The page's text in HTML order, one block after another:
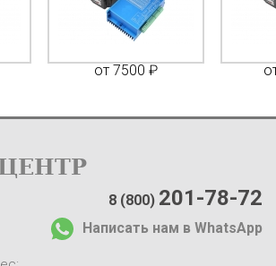
от 7500 ₽
и оплата
8 (800) 201-78-72
Написать нам в WhatsApp